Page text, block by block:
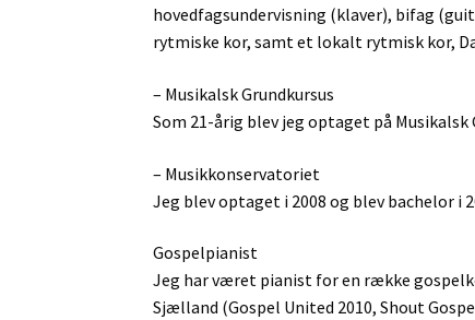
hovedfagsundervisning (klaver), bifag
rytmiske kor, samt et lokalt rytmisk kor,
– Musikalsk Grundkursus
Som 21-årig blev jeg optaget på
– Musikkonservatoriet
Jeg blev optaget i 2008 og blev bachelor i
Gospelpianist
Jeg har været pianist for en række
Sjælland (Gospel United 2010, Shout